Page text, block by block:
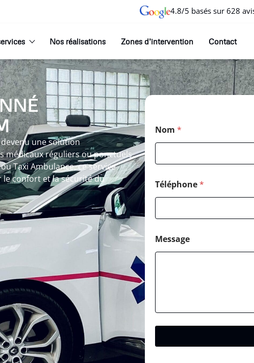
4.8/5 basés sur 628
Nos réalisations Zones d’intervention Contact
une solution
médicaux réguliers ou ponctuels.
Taxi Ambulance, ce service
confort et la sécurité du
Nom *
Téléphone*
Message